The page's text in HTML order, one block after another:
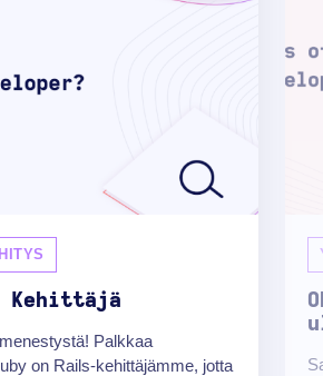
Kehittäjä
Palkkaa
on Rails-kehittäjämme, jotta